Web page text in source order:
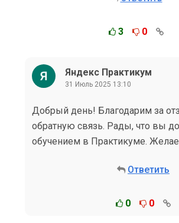
3 0
Яндекс Практикум
31 Июль 2025 13:10
Добрый день! Благодарим за
обратную связь. Рады, что вы
обучением в Практикуме.
Ответить
0 0